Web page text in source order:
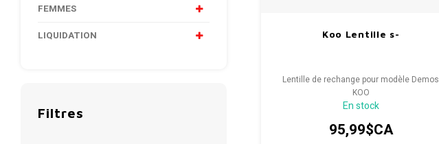
FEMMES
LIQUIDATION
Filtres
Koo Lentille s-
Lentille de rechange pour modèle Demos
KOO
En stock
95,99$CA